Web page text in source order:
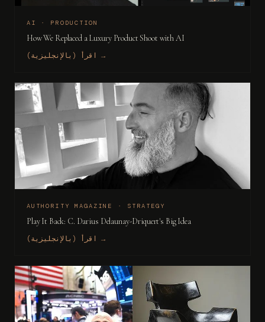
AI · PRODUCTION
How We Replaced a Luxury Product Shoot with AI
اقرأ (بالإنجليزية) →
AUTHORITY MAGAZINE · STRATEGY
Play It Back: C. Darius Delaunay-Driquert's Big Idea
اقرأ (بالإنجليزية) →